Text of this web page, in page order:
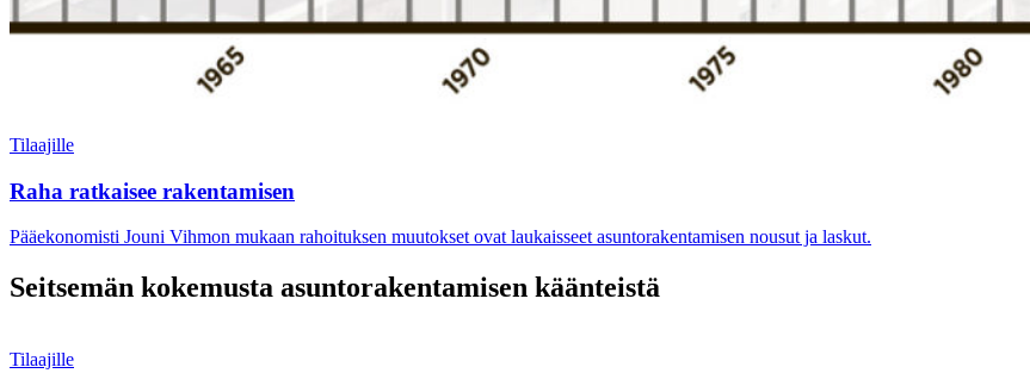
Tilaajille
Raha ratkaisee rakentamisen
Pääekonomisti Jouni Vihmon mukaan rahoituksen muutokset ovat laukaisseet asuntorakentamisen nousut ja laskut.
Seitsemän kokemusta asuntorakentamisen käänteistä
Tilaajille